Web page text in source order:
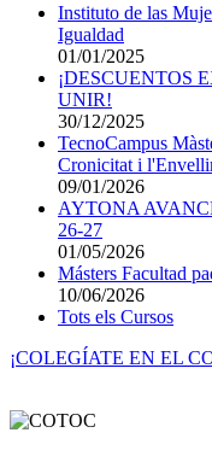
Instituto de las
Igualdad
01/01/2025
¡DESCUENTOS
UNIR!
30/12/2025
TecnoCampus
Cronicitat i
09/01/2026
AYTONA
26-27
01/05/2026
Másters Facultad
10/06/2026
Tots els Cursos
¡COLEGÍATE EN EL